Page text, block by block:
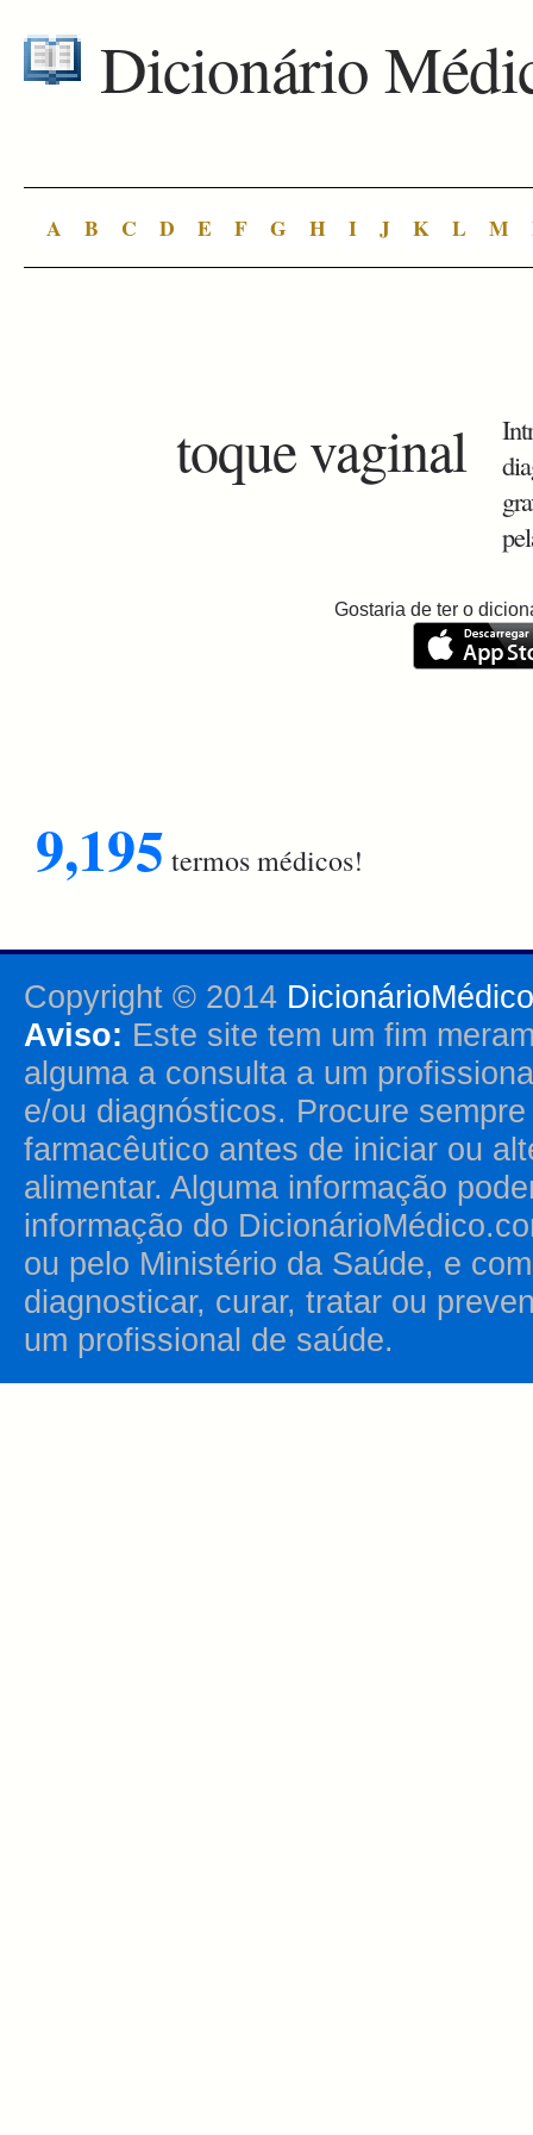
Dicionário
A B C D E F G H I J K L M
toque vaginal
Gostaria de ter o
9,195 termos médicos!
Copyright © 2014
Aviso: Este site tem um fim
alguma a consulta a um
e/ou diagnósticos. Procure
farmacêutico antes de iniciar ou
alimentar. Alguma informação
informação do
ou pelo Ministério da Saúde, e
diagnosticar, curar, tratar ou
um profissional de saúde.